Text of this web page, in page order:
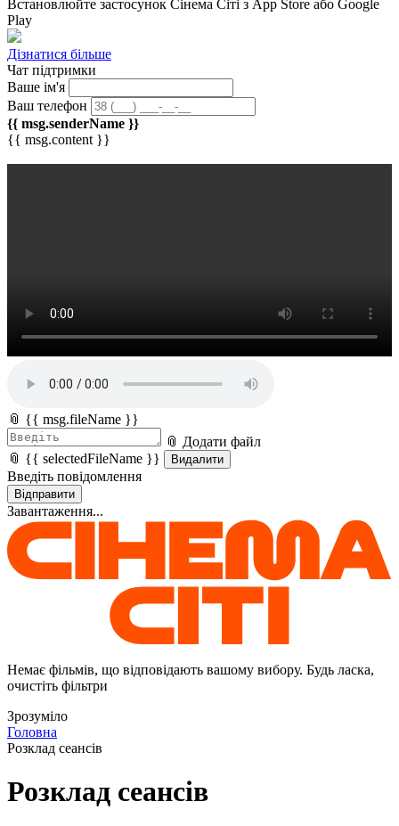
Встановлюйте застосунок Сінема Сіті з App Store або Google
Play
Дізнатися більше
Чат підтримки
Ваше ім'я
Ваш телефон
{{ msg.senderName }}
{{ msg.content }}
📎 {{ msg.fileName }}
📎 Додати файл
📎 {{ selectedFileName }}
Видалити
Введіть повідомлення
Відправити
Завантаження...
Немає фільмів, що відповідають вашому вибору. Будь ласка,
очистіть фільтри
Зрозуміло
Головна
Розклад сеансів
Розклад сеансів